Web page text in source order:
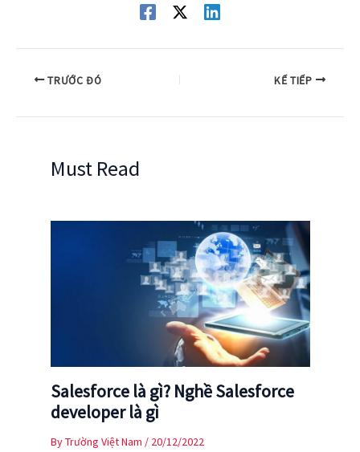
TRƯỚC ĐÓ KẾ TIẾP
Must Read
Salesforce là gì? Nghề Salesforce
developer là gì
ByTrường Việt Nam / 20/12/2022